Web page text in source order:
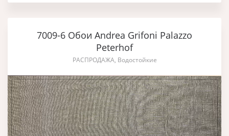
7009-6 Обои Andrea Grifoni Palazzo
Peterhof
РАСПРОДАЖА, Водостойкие